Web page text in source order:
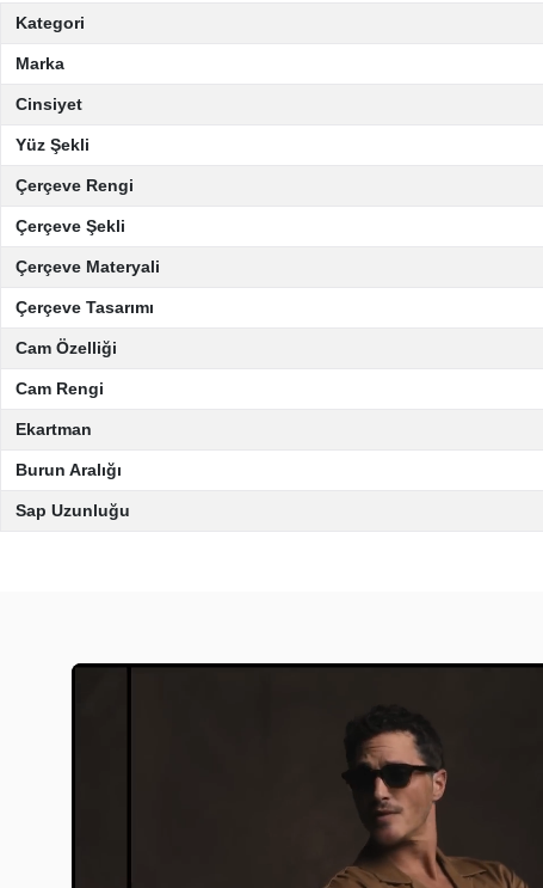
Kategori
Marka
Cinsiyet
Yüz Şekli
Çerçeve Rengi
Çerçeve Şekli
Çerçeve Materyali
Çerçeve Tasarımı
Cam Özelliği
Cam Rengi
Ekartman
Burun Aralığı
Sap Uzunluğu